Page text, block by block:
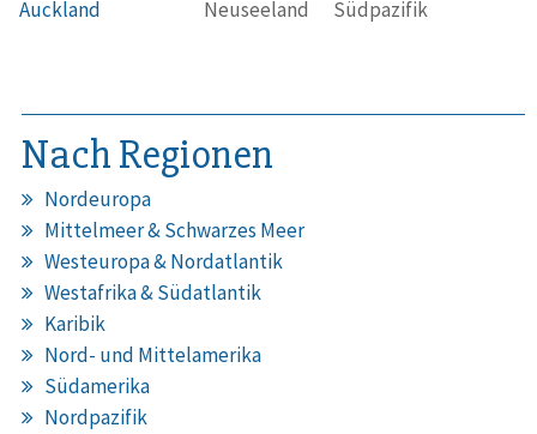
Auckland
Neuseeland Südpazifik
Nach Regionen
Nordeuropa
Mittelmeer & Schwarzes Meer
Westeuropa & Nordatlantik
Westafrika & Südatlantik
Karibik
Nord- und Mittelamerika
Südamerika
Nordpazifik